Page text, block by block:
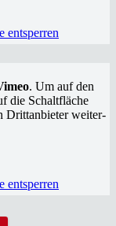
ent­sper­ren
. Um auf den
die Schalt­flä­che
Dritt­an­bie­ter wei­ter­
ent­sper­ren